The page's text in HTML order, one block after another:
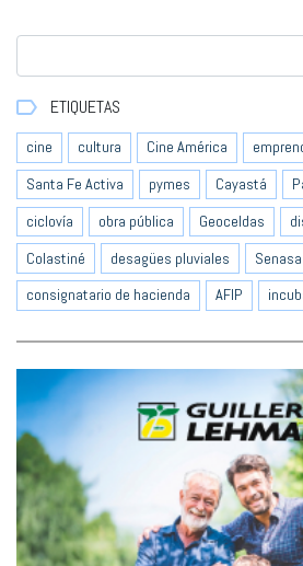
ETIQUETAS
cine cultura Cine América
Santa Fe Activa
pymes Cayastá
ciclovía
obra pública Geoceldas
Colastiné
desagües pluviales Senasa
consignatario de hacienda
AFIP